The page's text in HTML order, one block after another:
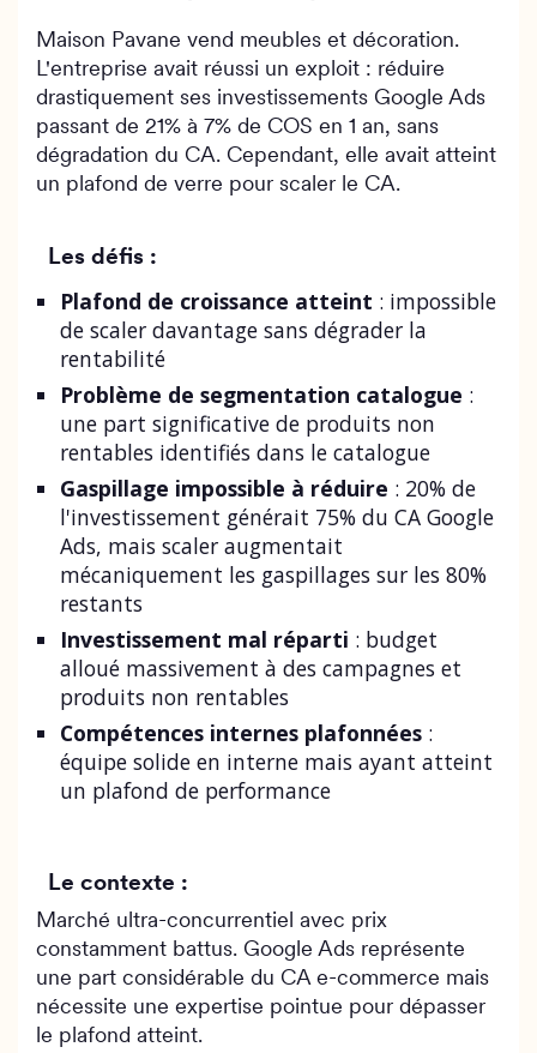
Maison Pavane vend meubles et décoration.
L'entreprise avait réussi un exploit : réduire
drastiquement ses investissements Google Ads
passant de 21% à 7% de COS en 1 an, sans
dégradation du CA. Cependant, elle avait atteint
un plafond de verre pour scaler le CA.
Les défis :
Plafond de croissance atteint : impossible
de scaler davantage sans dégrader la
rentabilité
Problème de segmentation catalogue :
une part significative de produits non
rentables identifiés dans le catalogue
Gaspillage impossible à réduire : 20% de
l'investissement générait 75% du CA Google
Ads, mais scaler augmentait
mécaniquement les gaspillages sur les 80%
restants
Investissement mal réparti : budget
alloué massivement à des campagnes et
produits non rentables
Compétences internes plafonnées :
équipe solide en interne mais ayant atteint
un plafond de performance
Le contexte :
Marché ultra-concurrentiel avec prix
constamment battus. Google Ads représente
une part considérable du CA e-commerce mais
nécessite une expertise pointue pour dépasser
le plafond atteint.